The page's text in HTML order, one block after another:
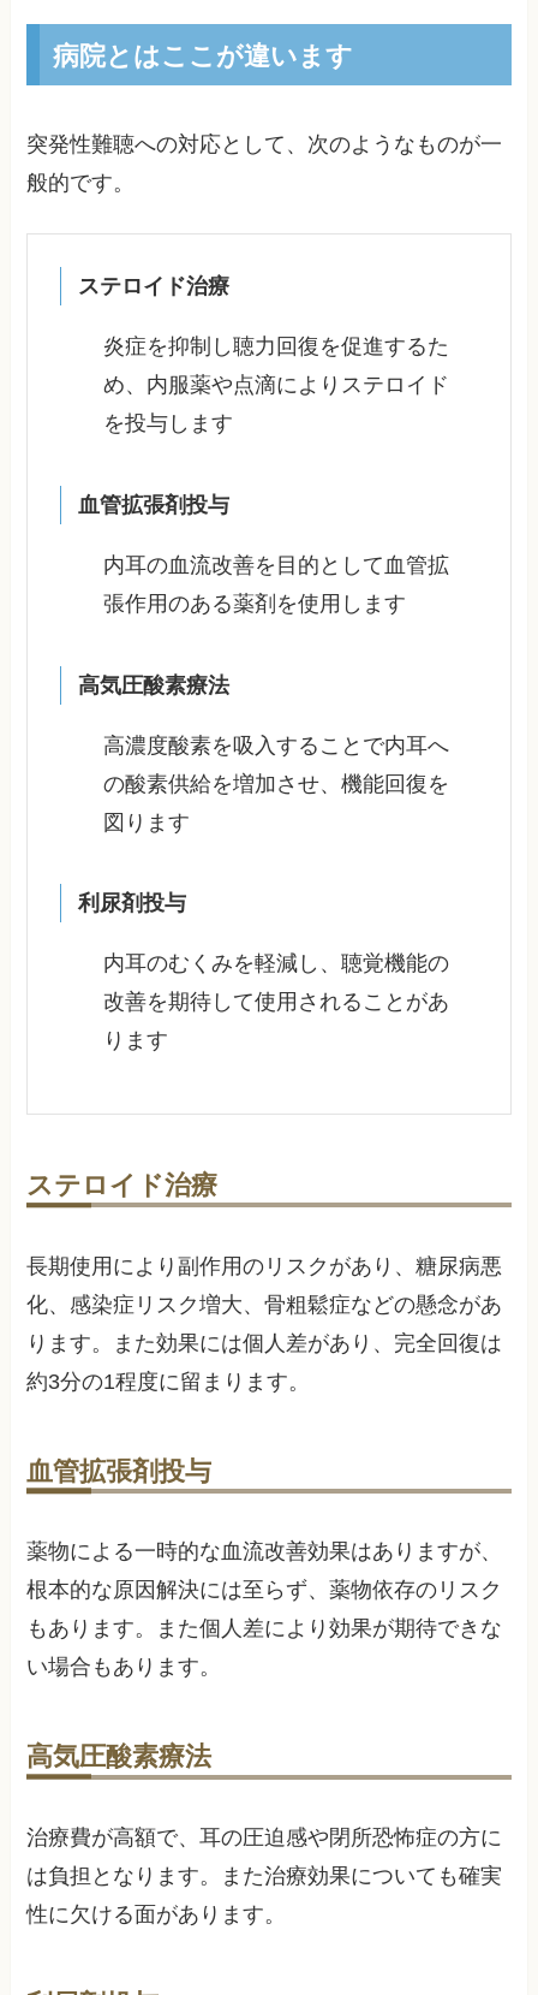
病院とはここが違います
突発性難聴への対応として、次のようなものが一
般的です。
ステロイド治療
炎症を抑制し聴力回復を促進するた
め、内服薬や点滴によりステロイド
を投与します
血管拡張剤投与
内耳の血流改善を目的として血管拡
張作用のある薬剤を使用します
高気圧酸素療法
高濃度酸素を吸入することで内耳へ
の酸素供給を増加させ、機能回復を
図ります
利尿剤投与
内耳のむくみを軽減し、聴覚機能の
改善を期待して使用されることがあ
ります
ステロイド治療
長期使用により副作用のリスクがあり、糖尿病悪
化、感染症リスク増大、骨粗鬆症などの懸念があ
ります。また効果には個人差があり、完全回復は
約3分の1程度に留まります。
血管拡張剤投与
薬物による一時的な血流改善効果はありますが、
根本的な原因解決には至らず、薬物依存のリスク
もあります。また個人差により効果が期待できな
い場合もあります。
高気圧酸素療法
治療費が高額で、耳の圧迫感や閉所恐怖症の方に
は負担となります。また治療効果についても確実
性に欠ける面があります。